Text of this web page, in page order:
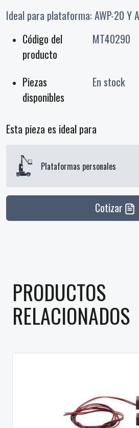
Ideal para plataforma: AWP-20 Y
Código del
producto
MT40290
Piezas
disponibles
En stock
Esta pieza es ideal para
Plataformas personales
Cotizar
PRODUCTOS
RELACIONADOS